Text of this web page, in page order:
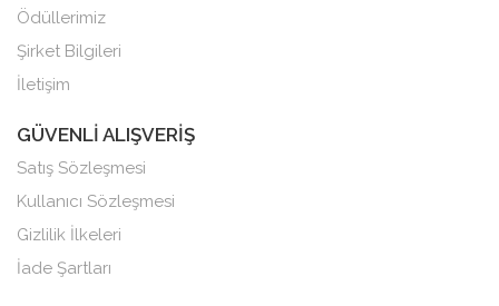
Ödüllerimiz
Şirket Bilgileri
İletişim
GÜVENLİ ALIŞVERİŞ
Satış Sözleşmesi
Kullanıcı Sözleşmesi
Gizlilik İlkeleri
İade Şartları